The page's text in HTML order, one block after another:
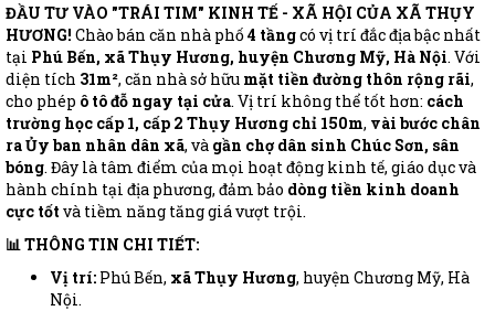
ĐẦU TƯ VÀO "TRÁI TIM" KINH TẾ - XÃ HỘI CỦA XÃ THỤY
HƯƠNG! Chào bán căn nhà phố4 tầngcó vị trí đắc địa bậc nhất
tại Phú Bến, xã Thụy Hương, huyện Chương Mỹ, Hà Nội. Với
diện tích 31m², căn nhà sở hữu mặt tiền đường thôn rộng rãi,
cho phép ô tô đỗ ngay tại cửa. Vị trí không thể tốt hơn: cách
trường học cấp 1, cấp 2 Thụy Hương chỉ 150m, vài bước chân
ra Ủy ban nhân dân xã, và gần chợ dân sinh Chúc Sơn, sân
bóng. Đây là tâm điểm của mọi hoạt động kinh tế, giáo dục và
hành chính tại địa phương, đảm bảo dòng tiền kinh doanh
cực tốt và tiềm năng tăng giá vượt trội.
📊 THÔNG TIN CHI TIẾT:
Vị trí: Phú Bến, xã Thụy Hương, huyện Chương Mỹ, Hà
Nội.